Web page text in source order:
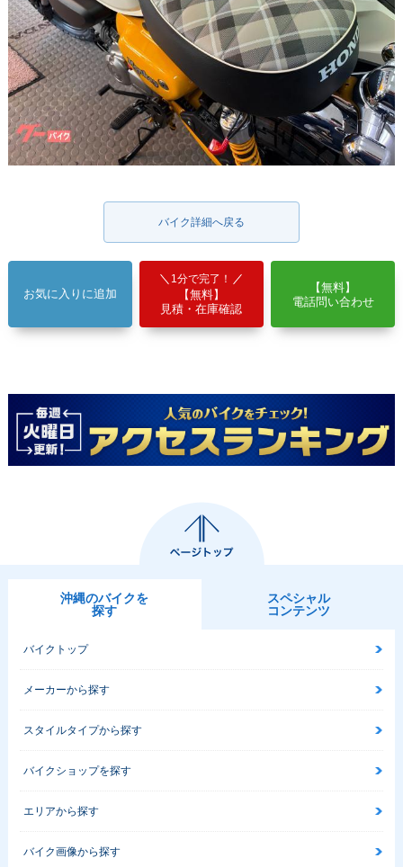
バイク詳細へ戻る
お気に入りに追加
1分で完了！
【無料】
見積・在庫確認
【無料】
電話問い合わせ
沖縄のバイクを
探す
スペシャル
コンテンツ
バイクトップ
メーカーから探す
スタイルタイプから探す
バイクショップを探す
エリアから探す
バイク画像から探す